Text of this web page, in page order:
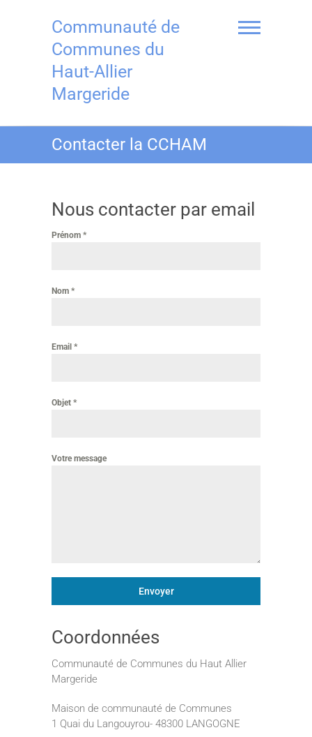
Communauté de
Communes du
Haut-Allier
Margeride
Contacter la CCHAM
Nous contacter par email
Prénom *
Nom *
Email *
Objet *
Votre message
Envoyer
Coordonnées
Communauté de Communes du Haut Allier
Margeride
Maison de communauté de Communes
1 Quai du Langouyrou- 48300 LANGOGNE